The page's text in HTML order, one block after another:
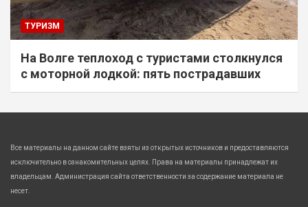
ТУРИЗМ
На Волге теплоход с туристами столкнулся
с моторной лодкой: пять пострадавших
Все материалы на данном сайте взяты из открытых источников и предоставляются
исключительно в ознакомительных целях. Права на материалы принадлежат их
владельцам. Администрация сайта ответственности за содержание материала не
несет.